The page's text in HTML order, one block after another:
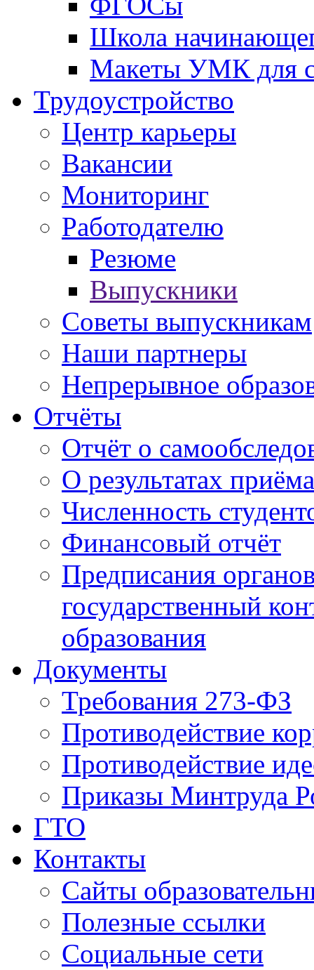
Школа
Макеты УМК для
Трудоустройство
Центр карьеры
Вакансии
Мониторинг
Работодателю
Резюме
Выпускники
Советы выпускникам
Наши партнеры
Непрерывное
Отчёты
Отчёт о
О результатах приёма
Численность
Финансовый отчёт
Предписания
государственный
образования
Документы
Требования 273-ФЗ
Противодействие
Противодействие
Приказы Минтруда
ГТО
Контакты
Сайты
Полезные ссылки
Социальные сети